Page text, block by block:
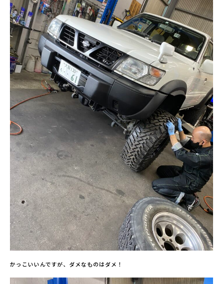
かっこいいんですが、ダメなものはダメ！